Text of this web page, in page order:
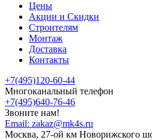
Цены
Акции и Скидки
Строителям
Монтаж
Доставка
Контакты
+7(495)120-60-44
Многоканальный телефон
+7(495)640-76-46
Звоните нам!
Email: zakaz@mk4s.ru
Москва, 27-ой км Новорижского